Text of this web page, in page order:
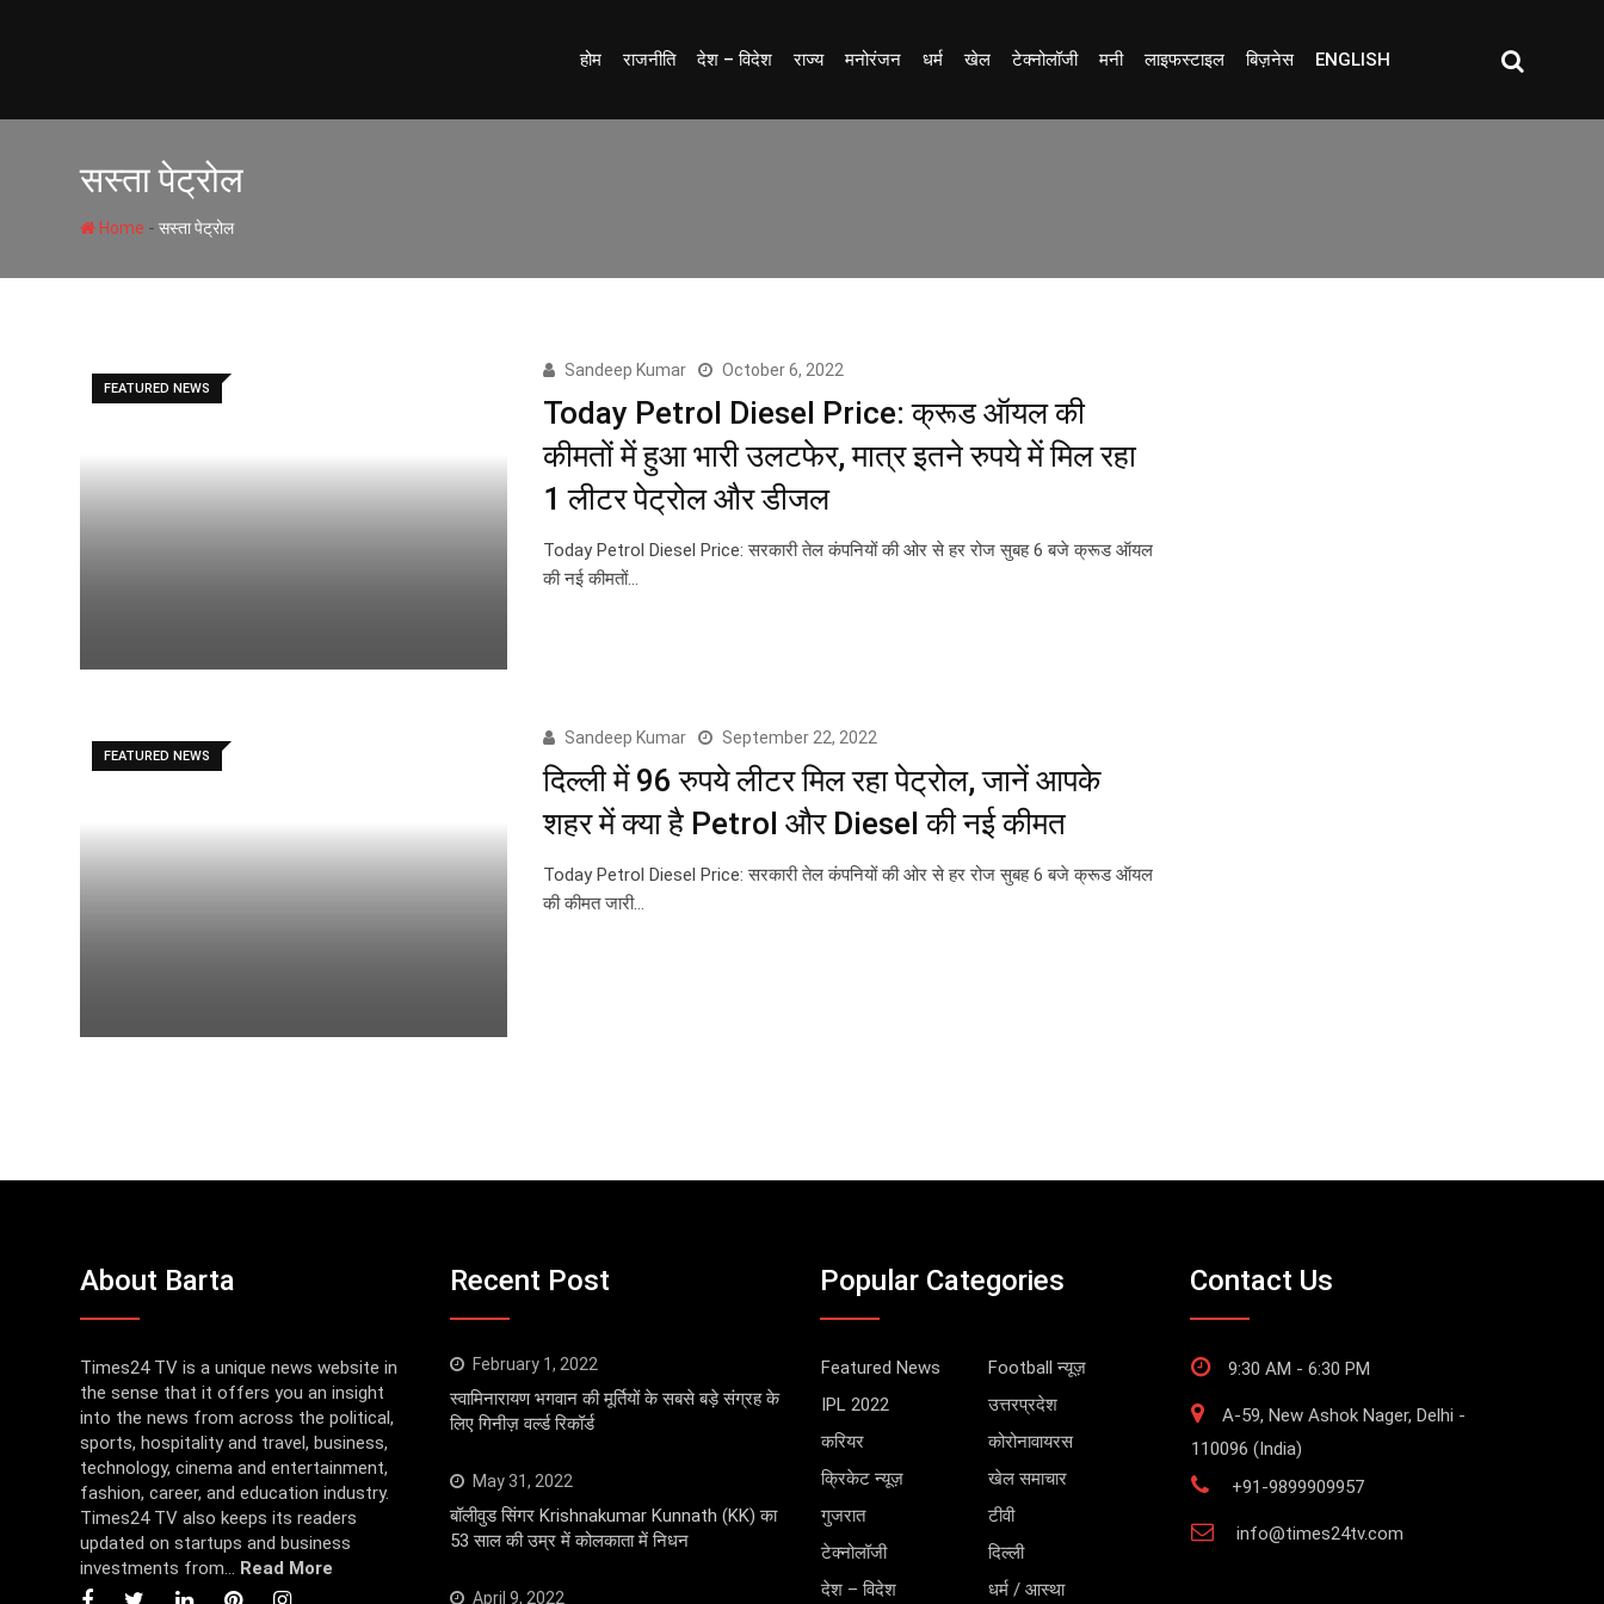
होम राजनीति देश – विदेश राज्य मनोरंजन धर्म खेल टेक्नोलॉजी मनी लाइफस्टाइल बिज़नेस ENGLISH
सस्ता पेट्रोल
Home - सस्ता पेट्रोल
FEATURED NEWS
Sandeep Kumar October 6, 2022
Today Petrol Diesel Price: क्रूड ऑयल की
कीमतों में हुआ भारी उलटफेर, मात्र इतने रुपये में मिल रहा
1 लीटर पेट्रोल और डीजल
Today Petrol Diesel Price: सरकारी तेल कंपनियों की ओर से हर रोज सुबह 6 बजे क्रूड ऑयल
की नई कीमतों…
FEATURED NEWS
Sandeep Kumar September 22, 2022
दिल्ली में 96 रुपये लीटर मिल रहा पेट्रोल, जानें आपके
शहर में क्या है Petrol और Diesel की नई कीमत
Today Petrol Diesel Price: सरकारी तेल कंपनियों की ओर से हर रोज सुबह 6 बजे क्रूड ऑयल
की कीमत जारी…
About Barta
Times24 TV is a unique news website in
the sense that it offers you an insight
into the news from across the political,
sports, hospitality and travel, business,
technology, cinema and entertainment,
fashion, career, and education industry.
Times24 TV also keeps its readers
updated on startups and business
investments from... Read More
Recent Post
February 1, 2022
स्वामिनारायण भगवान की मूर्तियों के सबसे बड़े संग्रह के
लिए गिनीज़ वर्ल्ड रिकॉर्ड
May 31, 2022
बॉलीवुड सिंगर Krishnakumar Kunnath (KK) का
53 साल की उम्र में कोलकाता में निधन
April 9, 2022
Popular Categories
Featured News
Football न्यूज़
IPL 2022
उत्तरप्रदेश
करियर
कोरोनावायरस
क्रिकेट न्यूज़
खेल समाचार
गुजरात
टीवी
टेक्नोलॉजी
दिल्ली
देश – विदेश
धर्म / आस्था
Contact Us
9:30 AM - 6:30 PM
A-59, New Ashok Nager, Delhi -
110096 (India)
+91-9899909957
info@times24tv.com